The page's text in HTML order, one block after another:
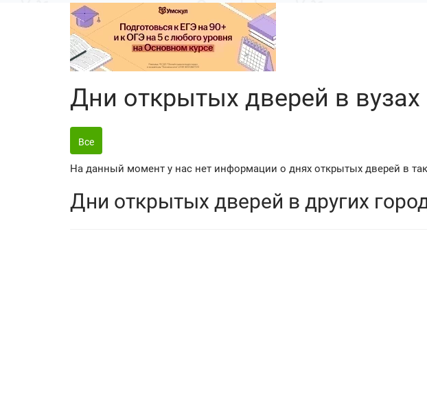
Дни открытых дверей в вузах
Все
На данный момент у нас нет информации о днях открытых дверей в
Дни открытых дверей в других